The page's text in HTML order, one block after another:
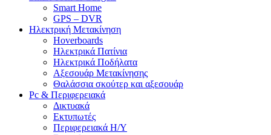
Smart Home
GPS – DVR
Ηλεκτρική Μετακίνηση
Hoverboards
Ηλεκτρικά Πατίνια
Ηλεκτρικά Ποδήλατα
Αξεσουάρ Μετακίνησης
Θαλάσσια σκούτερ και αξεσουάρ
Pc & Περιφερειακά
Δικτυακά
Εκτυπωτές
Περιφερειακά Η/Υ